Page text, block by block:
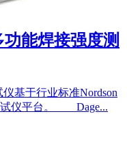
能焊接强度测
基于行业标准Nordson
试仪平台。 Dage...